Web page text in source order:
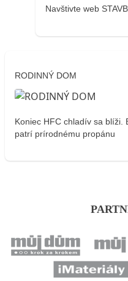
Navštivte web
RODINNÝ DOM
Koniec HFC chladív sa blíži.
patrí prírodnému propánu